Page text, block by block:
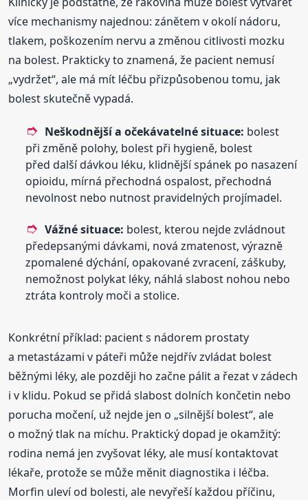
více mechanismy najednou: zánětem v okolí nádoru,
tlakem, poškozením nervu a změnou citlivosti mozku
na bolest. Prakticky to znamená, že pacient nemusí
„vydržet“, ale má mít léčbu přizpůsobenou tomu, jak
bolest skutečně vypadá.
Neškodnější a očekávatelné situace: bolest
při změně polohy, bolest při hygieně, bolest
před další dávkou léku, klidnější spánek po nasazení
opioidu, mírná přechodná ospalost, přechodná
nevolnost nebo nutnost pravidelných projímadel.
Vážné situace: bolest, kterou nejde zvládnout
předepsanými dávkami, nová zmatenost, výrazně
zpomalené dýchání, opakované zvracení, záškuby,
nemožnost polykat léky, náhlá slabost nohou nebo
ztráta kontroly moči a stolice.
Konkrétní příklad: pacient s nádorem prostaty
a metastázami v páteři může nejdřív zvládat bolest
běžnými léky, ale později ho začne pálit a řezat v zádech
i v klidu. Pokud se přidá slabost dolních končetin nebo
porucha močení, už nejde jen o „silnější bolest“, ale
o možný tlak na míchu. Praktický dopad je okamžitý:
rodina nemá jen zvyšovat léky, ale musí kontaktovat
lékaře, protože se může měnit diagnostika i léčba.
Morfin uleví od bolesti, ale nevyřeší každou příčinu,